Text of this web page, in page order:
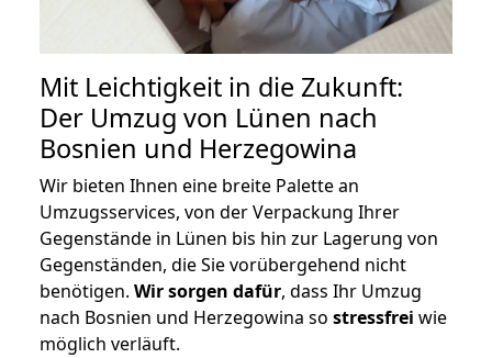
Mit Leichtigkeit in die Zukunft:
Der Umzug von Lünen nach
Bosnien und Herzegowina
Wir bieten Ihnen eine breite Palette an
Umzugsservices, von der Verpackung Ihrer
Gegenstände in Lünen bis hin zur Lagerung von
Gegenständen, die Sie vorübergehend nicht
benötigen. Wir sorgen dafür, dass Ihr Umzug
nach Bosnien und Herzegowina so stressfrei wie
möglich verläuft.